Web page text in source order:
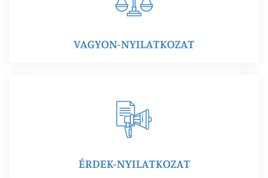
VAGYON-NYILATKOZAT
ÉRDEK-NYILATKOZAT